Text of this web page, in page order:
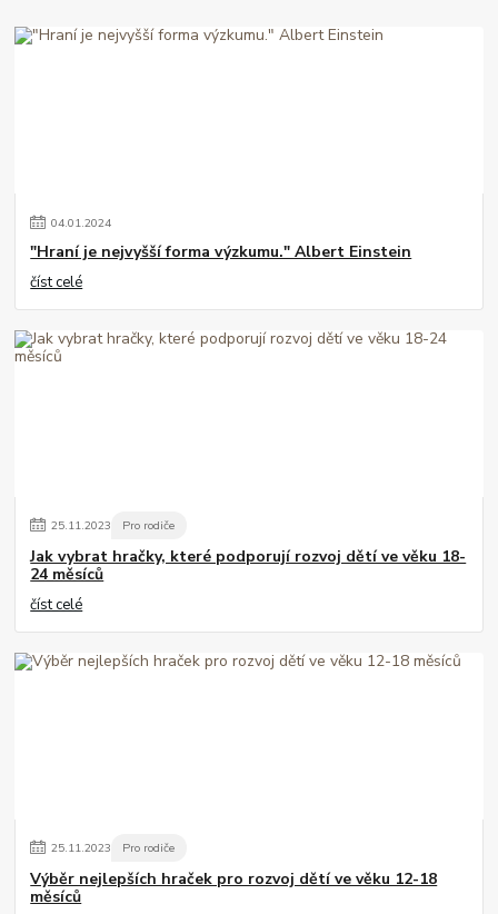
04.01.2024
"Hraní je nejvyšší forma výzkumu." Albert Einstein
číst celé
25.11.2023 Pro rodiče
Jak vybrat hračky, které podporují rozvoj dětí ve věku 18-
24 měsíců
číst celé
25.11.2023 Pro rodiče
Výběr nejlepších hraček pro rozvoj dětí ve věku 12-18
měsíců